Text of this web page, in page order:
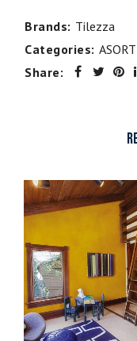
Brands: Tilezza
Categories:
Share: